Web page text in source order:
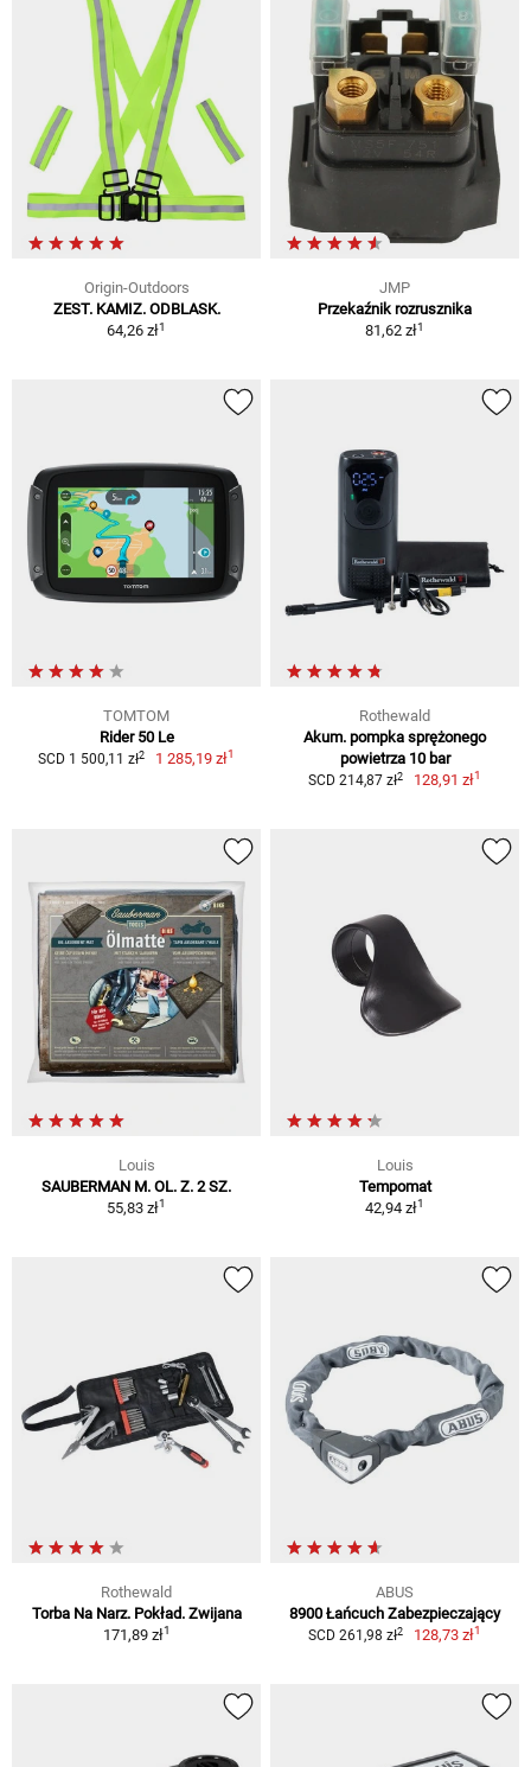
Origin-Outdoors
ZEST. KAMIZ. ODBLASK.
64,26 zł1
JMP
Przekaźnik rozrusznika
81,62 zł1
TOMTOM
Rider 50 Le
SCD 1 500,11 zł2 1 285,19 zł1
Rothewald
Akum. pompka sprężonego
powietrza 10 bar
SCD 214,87 zł2 128,91 zł1
Louis
SAUBERMAN M. OL. Z. 2 SZ.
55,83 zł1
Louis
Tempomat
42,94 zł1
Rothewald
Torba Na Narz. Pokład. Zwijana
171,89 zł1
ABUS
8900 Łańcuch Zabezpieczający
SCD 261,98 zł2 128,73 zł1